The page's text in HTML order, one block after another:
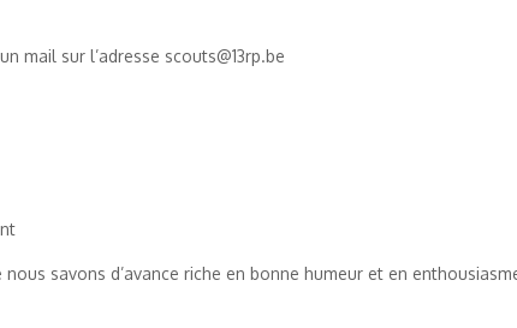
mail sur l’adresse scouts@13rp.be
savons d’avance riche en bonne humeur et en